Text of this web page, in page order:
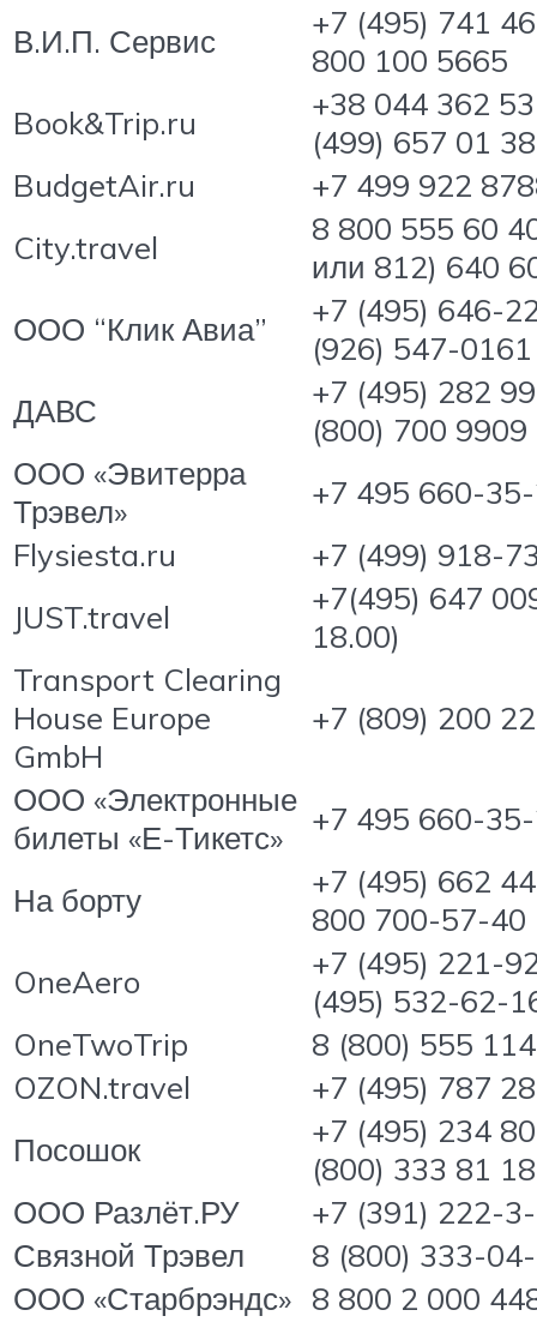
В.И.П. Сервис
+7 (495) 741
800 100 5665
Book&Trip.ru
+38 044 362
(499) 657 01 38
BudgetAir.ru
+7 499 922
City.travel
8 800 555 60
или 812) 640
ООО “Клик Авиа”
+7 (495) 646-
(926) 547-0161
ДАВС
+7 (495) 282
(800) 700 9909
ООО «Эвитерра
Трэвел»
+7 495 660-
Flysiesta.ru
+7 (499) 918-
JUST.travel
+7(495) 647
18.00)
Transport Clearing
House Europe
GmbH
+7 (809) 200
ООО «Электронные
билеты «Е-Тикетс»
+7 495 660-
На борту
+7 (495) 662
800 700-57-40
OneAero
+7 (495) 221-
(495) 532-62-
OneTwoTrip
8 (800) 555
OZON.travel
+7 (495) 787
Посошок
+7 (495) 234
(800) 333 81 18
ООО Разлёт.РУ
+7 (391) 222-
Связной Трэвел
8 (800) 333-
ООО «Старбрэндс» 8 800 2 000